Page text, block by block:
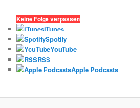
Keine Folge verpassen
iTunes
Spotify
YouTube
RSS
Apple Podcasts